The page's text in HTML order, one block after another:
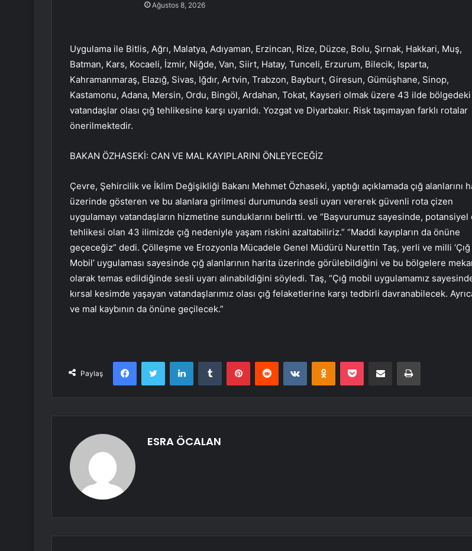
Ağustos 8, 2026
Uygulama ile Bitlis, Ağrı, Malatya, Adıyaman, Erzincan, Rize, Düzce, Bolu, Şırnak, Hakkari, Muş,
Batman, Kars, Kocaeli, İzmir, Niğde, Van, Siirt, Hatay, Tunceli, Erzurum, Bilecik, Isparta,
Kahramanmaraş, Elazığ, Sivas, Iğdır, Artvin, Trabzon, Bayburt, Giresun, Gümüşhane, Sinop,
Kastamonu, Adana, Mersin, Ordu, Bingöl, Ardahan, Tokat, Kayseri olmak üzere 43 ilde bölgedeki
vatandaşlar olası çığ tehlikesine karşı uyarıldı. Yozgat ve Diyarbakır. Risk taşımayan farklı rotalar
önerilmektedir.
BAKAN ÖZHASEKİ: CAN VE MAL KAYIPLARINI ÖNLEYECEĞİZ
Çevre, Şehircilik ve İklim Değişikliği Bakanı Mehmet Özhaseki, yaptığı açıklamada çığ alanlarını
üzerinde gösteren ve bu alanlara girilmesi durumunda sesli uyarı vererek güvenli rota çizen
uygulamayı vatandaşların hizmetine sunduklarını belirtti. ve “Başvurumuz sayesinde, potansiyel
tehlikesi olan 43 ilimizde çığ nedeniyle yaşam riskini azaltabiliriz.” “Maddi kayıpların da önüne
geçeceğiz” dedi. Çölleşme ve Erozyonla Mücadele Genel Müdürü Nurettin Taş, yerli ve milli ‘Çığ
Mobil’ uygulaması sayesinde çığ alanlarının harita üzerinde görülebildiğini ve bu bölgelere
olarak temas edildiğinde sesli uyarı alınabildiğini söyledi. Taş, “Çığ mobil uygulamamız
kırsal kesimde yaşayan vatandaşlarımız olası çığ felaketlerine karşı tedbirli davranabilecek.
ve mal kaybının da önüne geçilecek.”
Paylaş
FacebookTwitter LinkedInTumblr PinterestReddit VKontakteOdnoklassniki
Pocket E-Posta ile paylaş Yazdır
ESRA ÖCALAN